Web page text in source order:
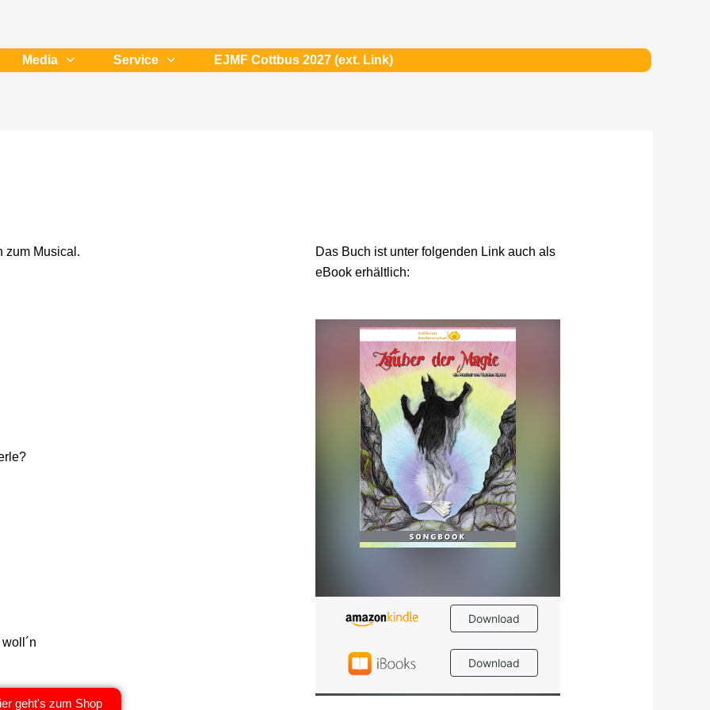
Media Service EJMF Cottbus 2027 (ext. Link)
zum Musical.
geht's zum Shop
Das Buch ist unter folgenden Link auch als
eBook erhältlich: